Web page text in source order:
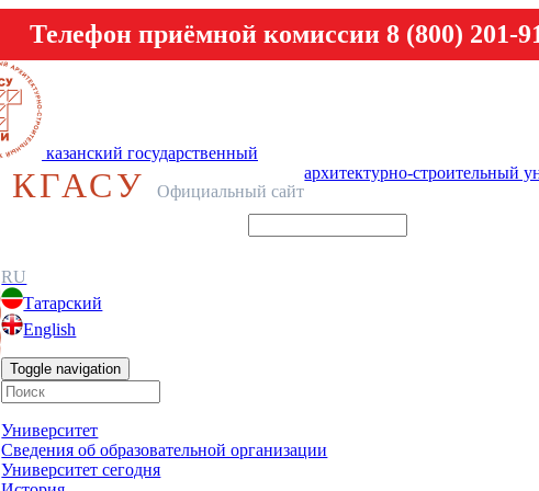
Телефон приёмной комиссии 8 (800) 201-
казанский государственный
архитектурно-строительный
КГАСУ Официальный сайт
RU
Татарский
English
Toggle navigation
Университет
Сведения об образовательной организации
Университет сегодня